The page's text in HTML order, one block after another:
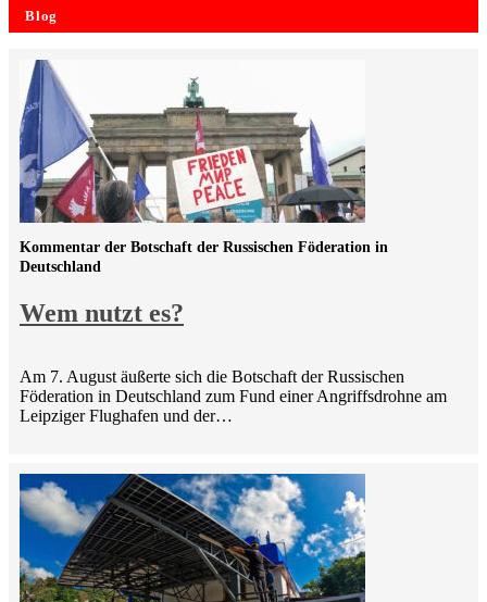
Blog
Wem nutzt es?
Kommentar der Botschaft der Russischen Föderation in
Deutschland
Am 7. August äußerte sich die Botschaft der Russischen
Föderation in Deutschland zum Fund einer Angriffsdrohne am
Leipziger Flughafen und der…